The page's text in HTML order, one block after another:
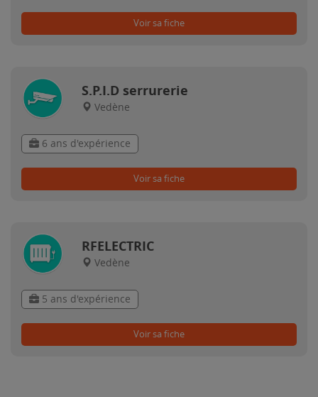
Voir sa fiche
S.P.I.D serrurerie
Vedène
6 ans d'expérience
Voir sa fiche
RFELECTRIC
Vedène
5 ans d'expérience
Voir sa fiche